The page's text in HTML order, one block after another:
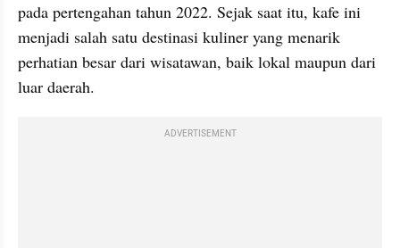
pada pertengahan tahun 2022. Sejak saat itu, kafe ini
menjadi salah satu destinasi kuliner yang menarik
perhatian besar dari wisatawan, baik lokal maupun dari
luar daerah.
ADVERTISEMENT